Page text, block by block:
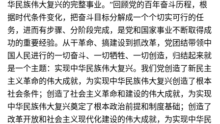
华民族伟大复兴的完整事业。”回顾党的百年奋斗历程，根
据时代条件变化，把奋斗目标分解成一个个切实可行的任
务，进而有步骤、分阶段完成，是党和国家事业不断取得成
功的重要经验。从干革命、搞建设到抓改革，党团结带领中
国人民进行的一切奋斗、一切牺牲、一切创造，归结起来就
是一个主题：实现中华民族伟大复兴。我们党创造了新民主
主义革命的伟大成就，为实现中华民族伟大复兴创造了根本
社会条件；创造了社会主义革命和建设的伟大成就，为实现
中华民族伟大复兴奠定了根本政治前提和制度基础；创造了
改革开放和社会主义现代化建设的伟大成就，为实现中华民